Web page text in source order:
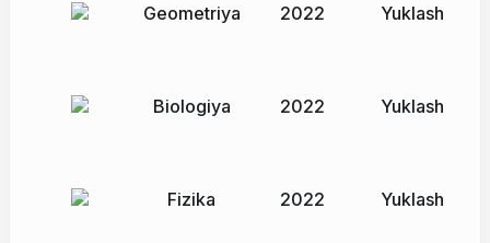
Geometriya 2022 Yuklash
Biologiya 2022 Yuklash
Fizika 2022 Yuklash